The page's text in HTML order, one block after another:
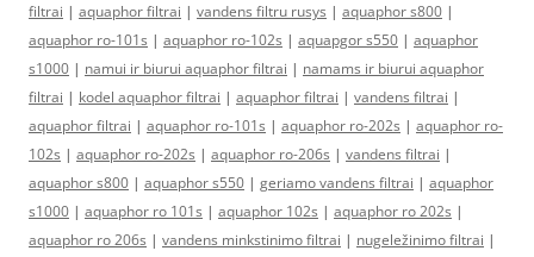
filtrai | aquaphor filtrai | vandens filtru rusys | aquaphor s800 |
aquaphor ro-101s | aquaphor ro-102s | aquapgor s550 | aquaphor
s1000 | namui ir biurui aquaphor filtrai | namams ir biurui aquaphor
filtrai | kodel aquaphor filtrai | aquaphor filtrai | vandens filtrai |
aquaphor filtrai | aquaphor ro-101s | aquaphor ro-202s | aquaphor ro-
102s | aquaphor ro-202s | aquaphor ro-206s | vandens filtrai |
aquaphor s800 | aquaphor s550 | geriamo vandens filtrai | aquaphor
s1000 | aquaphor ro 101s | aquaphor 102s | aquaphor ro 202s |
aquaphor ro 206s | vandens minkstinimo filtrai | nugeležinimo filtrai |